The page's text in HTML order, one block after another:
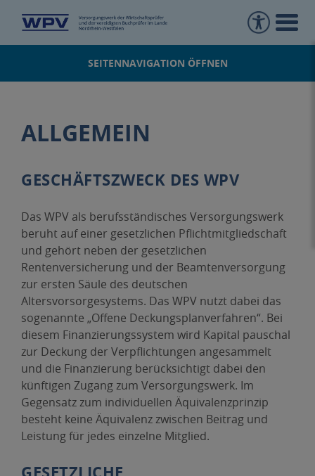
WPV kompakt Vermögensanlage
SEITENNAVIGATION ÖFFNEN
ALLGEMEIN
GESCHÄFTSZWECK DES WPV
Das WPV als berufsständisches Versorgungswerk
beruht auf einer gesetzlichen Pflichtmitgliedschaft
und gehört neben der gesetzlichen
Rentenversicherung und der Beamtenversorgung
zur ersten Säule des deutschen
Altersvorsorgesystems. Das WPV nutzt dabei das
sogenannte „Offene Deckungsplanverfahren“. Bei
diesem Finanzierungssystem wird Kapital pauschal
zur Deckung der Verpflichtungen angesammelt
und die Finanzierung berücksichtigt dabei den
künftigen Zugang zum Versorgungswerk. Im
Gegensatz zum individuellen Äquivalenzprinzip
besteht keine Äquivalenz zwischen Beitrag und
Leistung für jedes einzelne Mitglied.